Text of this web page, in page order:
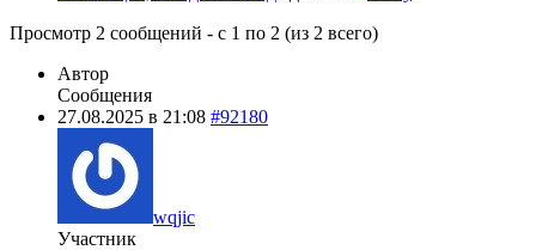
Просмотр 2 сообщений - с 1 по 2 (из 2 всего)
Автор
Сообщения
27.08.2025 в 21:08 #92180
wqjic
Участник